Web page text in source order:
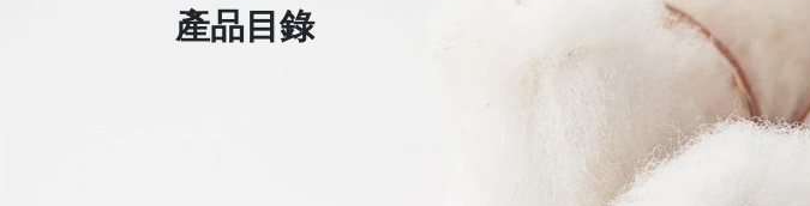
旅行用品
客製化(緹花/純棉印
客製化2(超細纖維)
客製化3(超細纖維)
產品目錄